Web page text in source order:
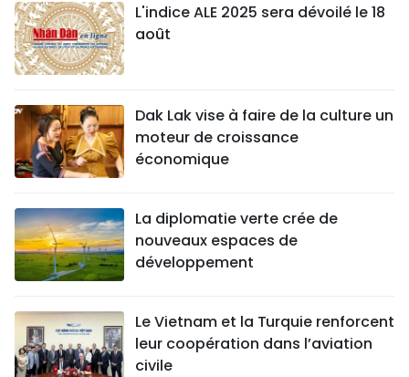
L'indice ALE 2025 sera dévoilé le 18
août
Dak Lak vise à faire de la culture un
moteur de croissance
économique
La diplomatie verte crée de
nouveaux espaces de
développement
Le Vietnam et la Turquie renforcent
leur coopération dans l’aviation
civile